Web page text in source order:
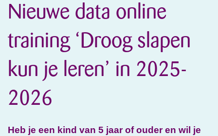
Nieuwe data online
training ‘Droog slapen
kun je leren’ in 2025-
2026
Heb je een kind van 5 jaar of ouder en wil je